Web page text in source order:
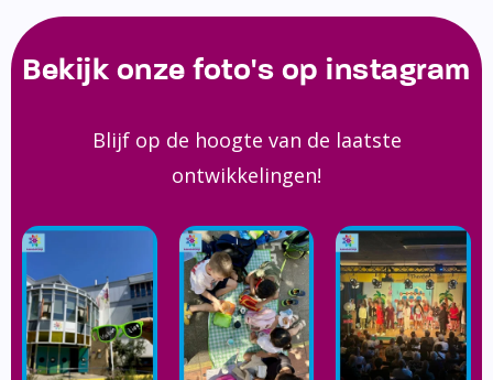
Bekijk onze foto's op instagram
Blijf op de hoogte van de laatste
ontwikkelingen!